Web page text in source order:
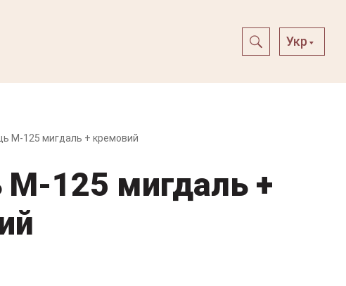
Укр
M-125 мигдаль + кремовий
M-125 мигдаль +